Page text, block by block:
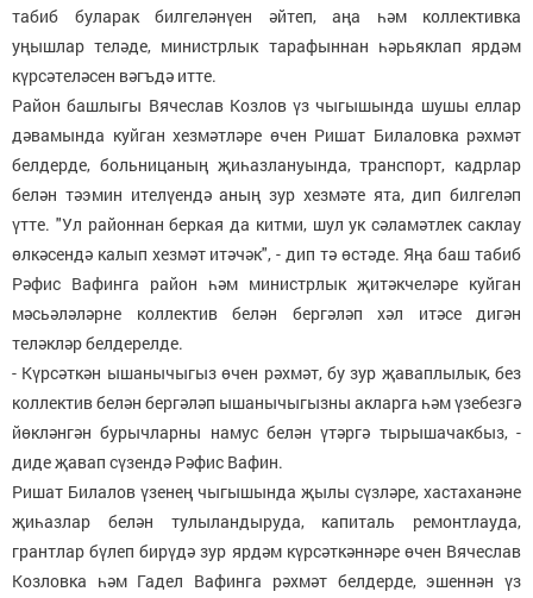
табиб буларак билгеләнүен әйтеп, аңа һәм коллективка
уңышлар теләде, министрлык тарафыннан һәрьяклап ярдәм
күрсәтеләсен вәгъдә итте.
Район башлыгы Вячеслав Козлов үз чыгышында шушы еллар
дәвамында куйган хезмәтләре өчен Ришат Билаловка рәхмәт
белдерде, больницаның җиһазлануында, транспорт, кадрлар
белән тәэмин ителүендә аның зур хезмәте ята, дип билгеләп
үтте. "Ул районнан беркая да китми, шул ук сәламәтлек саклау
өлкәсендә калып хезмәт итәчәк", - дип тә өстәде. Яңа баш табиб
Рәфис Вафинга район һәм министрлык җитәкчеләре куйган
мәсьәләләрне коллектив белән бергәләп хәл итәсе дигән
теләкләр белдерелде.
- Күрсәткән ышанычыгыз өчен рәхмәт, бу зур җаваплылык, без
коллектив белән бергәләп ышанычыгызны акларга һәм үзебезгә
йөкләнгән бурычларны намус белән үтәргә тырышачакбыз, -
диде җавап сүзендә Рәфис Вафин.
Ришат Билалов үзенең чыгышында җылы сүзләре, хастаханәне
җиһазлар белән тулыландыруда, капиталь ремонтлауда,
грантлар бүлеп бирүдә зур ярдәм күрсәткәннәре өчен Вячеслав
Козловка һәм Гадел Вафинга рәхмәт белдерде, эшеннән үз